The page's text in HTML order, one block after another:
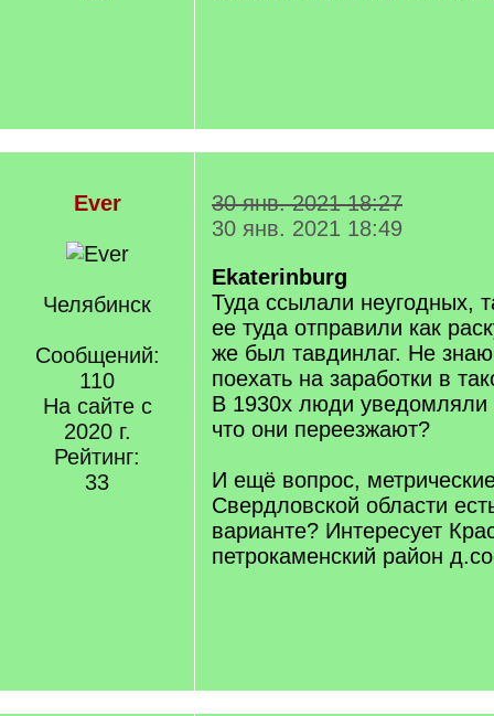
Ever
Челябинск
Сообщений:
110
На сайте с
2020 г.
Рейтинг:
33
30 янв. 2021 18:27
30 янв. 2021 18:49
Ekaterinburg
Туда ссылали неугодных,
ее туда отправили как
же был тавдинлаг. Не
поехать на заработки в
В 1930х люди уведомляли
что они переезжают?
И ещё вопрос,
Свердловской области
варианте? Интересует
петрокаменский район